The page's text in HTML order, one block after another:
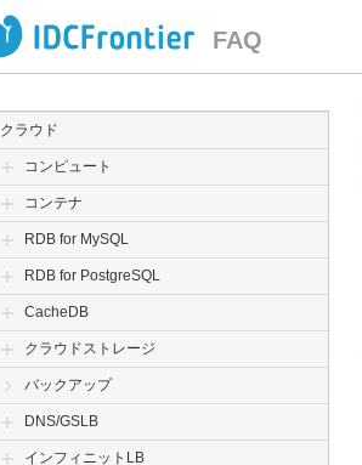
FAQ
クラウド
コンピュート
コンテナ
RDB for MySQL
RDB for PostgreSQL
CacheDB
クラウドストレージ
バックアップ
DNS/GSLB
インフィニットLB